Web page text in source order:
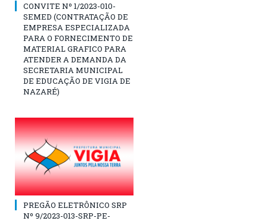
CONVITE Nº 1/2023-010-
SEMED (CONTRATAÇÃO DE
EMPRESA ESPECIALIZADA
PARA O FORNECIMENTO DE
MATERIAL GRAFICO PARA
ATENDER A DEMANDA DA
SECRETARIA MUNICIPAL
DE EDUCAÇÃO DE VIGIA DE
NAZARÉ)
PREGÃO ELETRÔNICO SRP
Nº 9/2023-013-SRP-PE-